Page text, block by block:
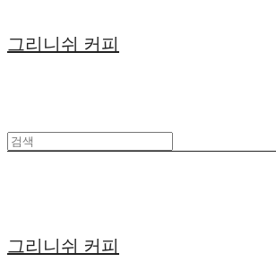
그리니쉬 커피
그리니쉬 커피